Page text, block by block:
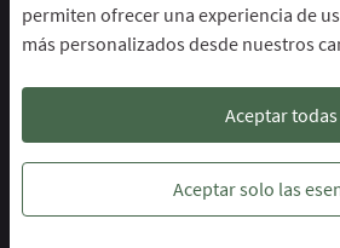
permiten ofrecer una experiencia de
más personalizados desde nuestros
Aceptar todas
Aceptar solo las
Escuela de Participación
Área de Participación
Descargar ficheros de datos
Configuración de
Escuela de
Escuela